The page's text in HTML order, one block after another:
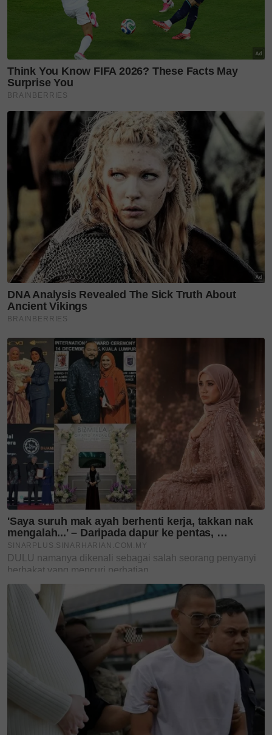
Waktu operasi: 9 pagi hingga 7 malam
Facebook: Dapo Mokcik Kopi Pokcik
TikTok: @dapo.mokcik
Cafe Bonda
Alamat: No 29 Jalan Indera Kayangan, Kangar, Perlis
Waktu operasi: 8 pagi hingga 3 petang
Facebook: CAFE BONDA
TikTok: @cafebonda
Jadi, apa lagi?SinarPlusdah kongsikan idea tempat
mana yang sesuai untuk kita jalan-jalan cari makan.
Gambar hiasan (Kredit foto: Freepik)
Ada masa, ajak kawan-kawan, famili atau saudara
mara. Sambil lepak, kita santap!
Layari portal
SinarPlus
untuk info terkini dan
bermanfaat!